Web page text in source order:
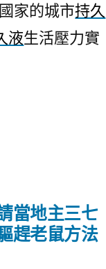
家的城市持久
液生活壓力實
當地主三七
趕老鼠方法